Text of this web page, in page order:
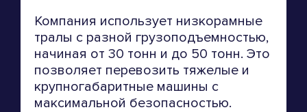
Компания использует низкорамные
тралы с разной грузоподъемностью,
начиная от 30 тонн и до 50 тонн. Это
позволяет перевозить тяжелые и
крупногабаритные машины с
максимальной безопасностью.